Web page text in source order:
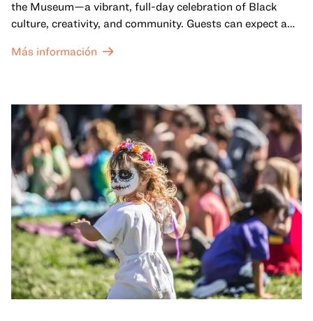
the Museum—a vibrant, full-day celebration of Black
culture, creativity, and community. Guests can expect a
sets from boundary-pushing artists, delicious offerings
move, make, and connect in celebration of Black culture.
Más información